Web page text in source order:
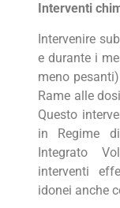
Interventi
Intervenire
e durante i
meno
Rame alle
Questo
in Regime
Integrato
interventi
idonei anche